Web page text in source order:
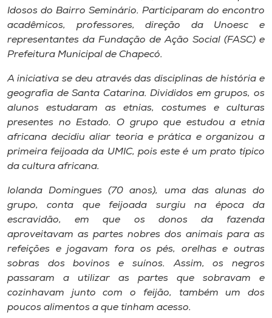
Biblioteca
Editora
Museu
Unoesc
Selecione
o idioma
A+
A-
Idosos do Bairro Seminário. Participaram do encontro
acadêmicos, professores, direção da Unoesc e
representantes da Fundação de Ação Social (FASC) e
Prefeitura Municipal de Chapecó.
A iniciativa se deu através das disciplinas de história e
geografia de Santa Catarina. Divididos em grupos, os
alunos estudaram as etnias, costumes e culturas
presentes no Estado. O grupo que estudou a etnia
africana decidiu aliar teoria e prática e organizou a
primeira feijoada da UMIC, pois este é um prato típico
da cultura africana.
Iolanda Domingues (70 anos), uma das alunas do
grupo, conta que feijoada surgiu na época da
escravidão, em que os donos da fazenda
aproveitavam as partes nobres dos animais para as
refeições e jogavam fora os pés, orelhas e outras
sobras dos bovinos e suínos. Assim, os negros
passaram a utilizar as partes que sobravam e
cozinhavam junto com o feijão, também um dos
poucos alimentos a que tinham acesso.